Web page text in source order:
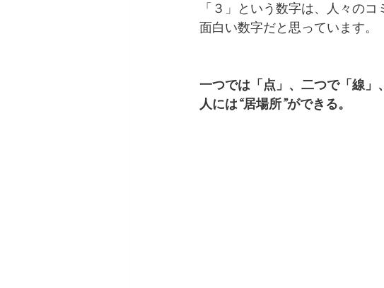
「３」という数字は、人々の
面白い数字だと思っています。
一つでは「点」、二つで「線」
人には“居場所”ができる。